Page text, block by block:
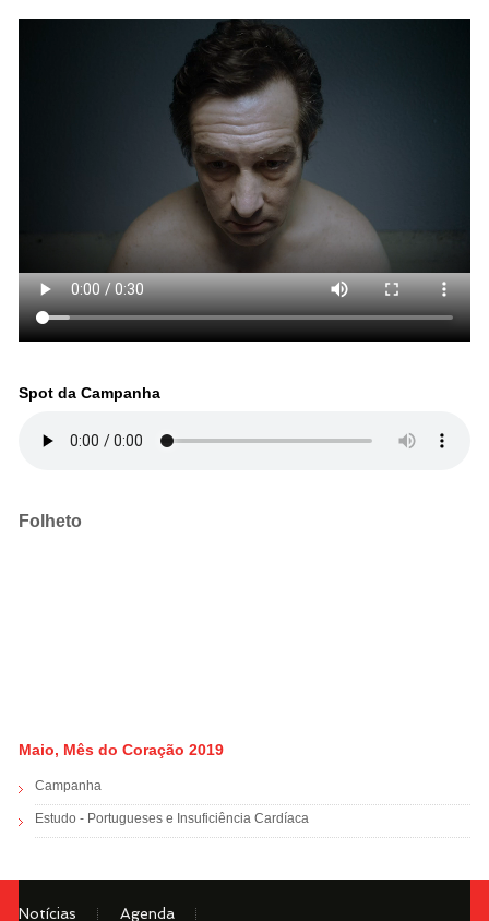
Spot da Campanha
Folheto
Maio, Mês do Coração 2019
Campanha
Estudo - Portugueses e Insuficiência Cardíaca
Notícias
Agenda